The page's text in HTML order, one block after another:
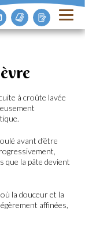
à croûte lavée
avant d’être
que la pâte devient
la douceur et la
affinées,